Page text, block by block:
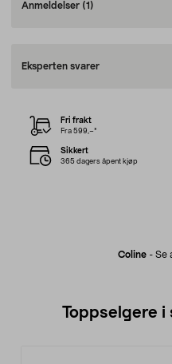
Anmeldelser (1)
Eksperten svarer
Coline - Se
Fri frakt
Fra 599,–*
Sikkert
365 dagers åpent kjøp
Toppselgere i